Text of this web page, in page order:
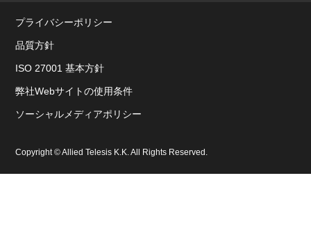
プライバシーポリシー
品質方針
ISO 27001 基本方針
弊社Webサイトの使用条件
ソーシャルメディアポリシー
Copyright © Allied Telesis K.K. All Rights Reserved.